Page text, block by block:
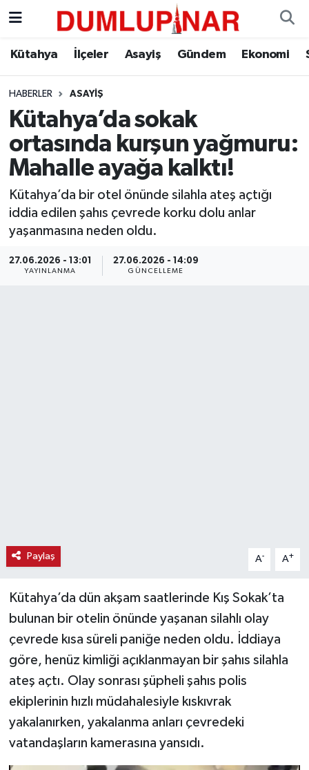
Kütahya İlçeler Asayiş Gündem Ekonomi
HABERLER ASAYIŞ
Kütahya’da sokak
ortasında kurşun yağmuru:
Mahalle ayağa kalktı!
Kütahya’da bir otel önünde silahla ateş açtığı
iddia edilen şahıs çevrede korku dolu anlar
yaşanmasına neden oldu.
27.06.2026 - 13:01
YAYINLANMA
27.06.2026 - 14:09
GÜNCELLEME
Paylaş A- A+
Kütahya’da dün akşam saatlerinde Kış Sokak’ta
bulunan bir otelin önünde yaşanan silahlı olay
çevrede kısa süreli paniğe neden oldu. İddiaya
göre, henüz kimliği açıklanmayan bir şahıs silahla
ateş açtı. Olay sonrası şüpheli şahıs polis
ekiplerinin hızlı müdahalesiyle kıskıvrak
yakalanırken, yakalanma anları çevredeki
vatandaşların kamerasına yansıdı.
Asayiş
Diğer
Dünya
Eğitim
Ekonomi
Eleman
Emlak
Seri İlan
Spor
Vasıta
Vefat Haberleri
Kütahya Hava Durumu
Kütahya Trafik Yoğunluk Haritası
Süper Lig Puan Durumu ve Fikstür
Tüm Manşetler
Son Dakika Haberleri
Haber Arşivi